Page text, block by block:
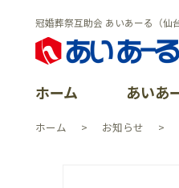
冠婚葬祭互助会 あいあーる（仙
ホーム あいあ
ホーム お知らせ